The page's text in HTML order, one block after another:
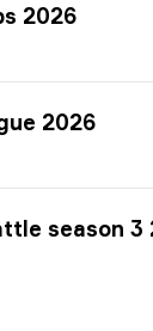
2026
2026
season 3